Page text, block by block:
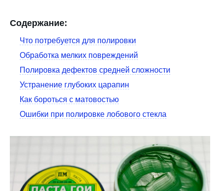
Содержание:
Что потребуется для полировки
Обработка мелких повреждений
Полировка дефектов средней сложности
Устранение глубоких царапин
Как бороться с матовостью
Ошибки при полировке лобового стекла